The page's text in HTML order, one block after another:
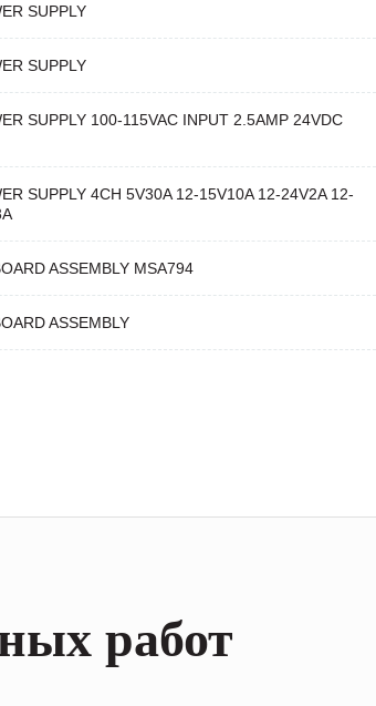
SUPPLY
SUPPLY
SUPPLY 100-115VAC INPUT 2.5AMP 24VDC
SUPPLY 4CH 5V30A 12-15V10A 12-24V2A 12-
ASSEMBLY MSA794
ASSEMBLY
работ